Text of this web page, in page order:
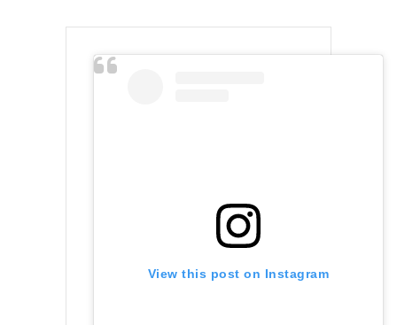
View this post on Instagram